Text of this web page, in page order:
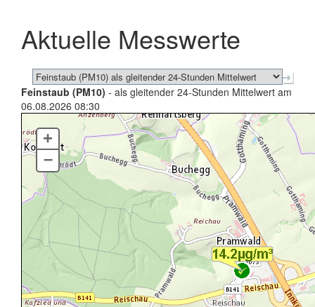
schließen
Aktuelle Messwerte
Feinstaub (PM10) - als gleitender 24-Stunden Mittelwert am
06.08.2026 08:30
+
–